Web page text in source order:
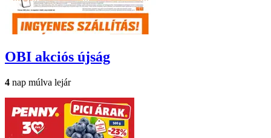
OBI akciós újság
4 nap múlva lejár